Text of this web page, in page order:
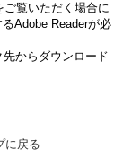
ご覧いただく場合に
Adobe Readerが必
からダウンロード
に戻る